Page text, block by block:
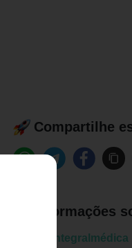
Compartilhe
Informações
Integralmédica